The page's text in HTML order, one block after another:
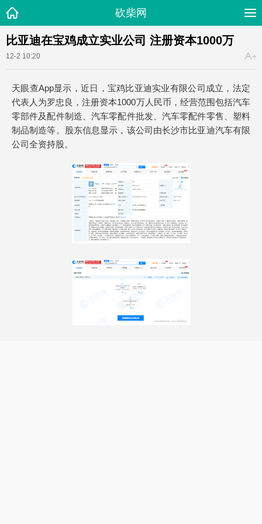
砍柴网
比亚迪在宝鸡成立实业公司 注册资本1000万
12-2 10:20
天眼查App显示，近日，宝鸡比亚迪实业有限公司成立，法定
代表人为罗忠良，注册资本1000万人民币，经营范围包括汽车
零部件及配件制造、汽车零配件批发、汽车零配件零售、塑料
制品制造等。股东信息显示，该公司由长沙市比亚迪汽车有限
公司全资持股。